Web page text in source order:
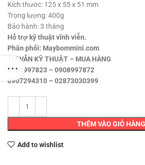
Kích thước: 125 x 55 x 51 mm
Trọng lượng: 400g
Bảo hành: 3 tháng
Hổ trợ kỹ thuật vĩnh viễn.
Phân phối: Maybommini.com
TƯ VẤN KỸ THUẬT – MUA HÀNG
0908997823 – 0908997872
0907294310 – 02873030399
THÊM VÀO GIỎ HÀNG
Add to wishlist